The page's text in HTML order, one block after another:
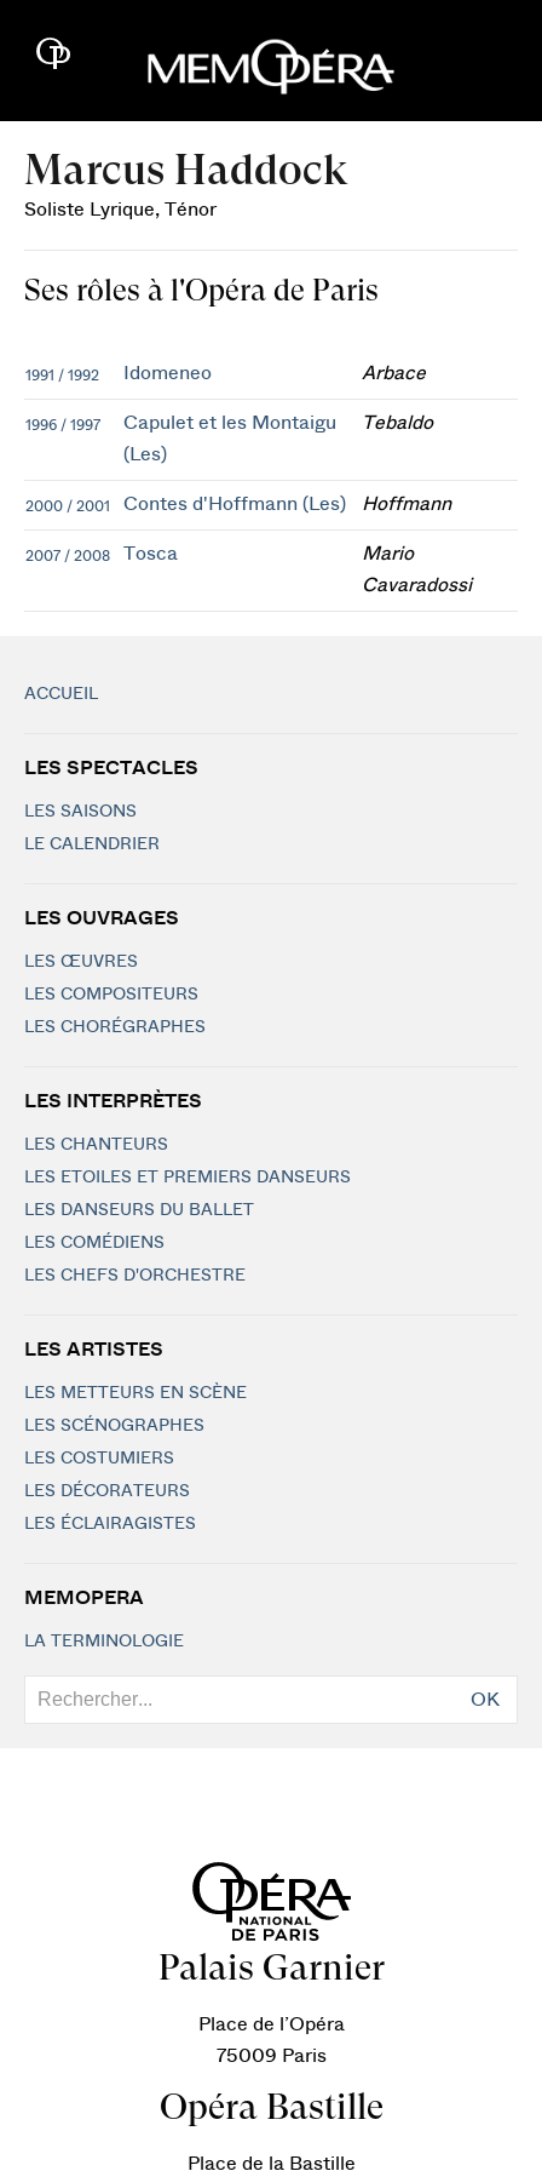
Marcus Haddock
Soliste Lyrique, Ténor
Ses rôles à l'Opéra de Paris
1991 / 1992 Idomeneo Arbace
1996 / 1997
Capulet et les Montaigu
(Les)
Tebaldo
2000 / 2001 Contes d'Hoffmann (Les) Hoffmann
2007 / 2008 Tosca
Mario
Cavaradossi
ACCUEIL
LES SPECTACLES
LES SAISONS
LE CALENDRIER
LES OUVRAGES
LES ŒUVRES
LES COMPOSITEURS
LES CHORÉGRAPHES
LES INTERPRÈTES
LES CHANTEURS
LES ETOILES ET PREMIERS DANSEURS
LES DANSEURS DU BALLET
LES COMÉDIENS
LES CHEFS D'ORCHESTRE
LES ARTISTES
LES METTEURS EN SCÈNE
LES SCÉNOGRAPHES
LES COSTUMIERS
LES DÉCORATEURS
LES ÉCLAIRAGISTES
MEMOPERA
LA TERMINOLOGIE
OK
Palais Garnier
Place de l’Opéra
75009 Paris
Opéra Bastille
Place de la Bastille